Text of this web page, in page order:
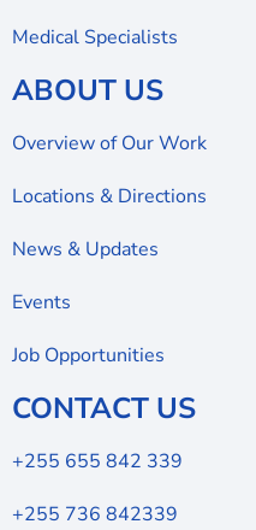
Medical Specialists
ABOUT US
Overview of Our Work
Locations & Directions
News & Updates
Events
Job Opportunities
CONTACT US
+255 655 842 339
+255 736 842339